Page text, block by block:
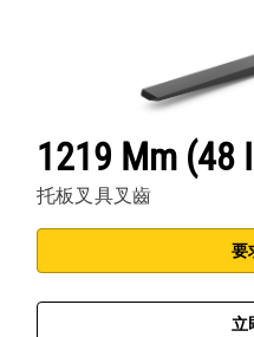
1219 Mm (48
托板叉具叉齒
要
立